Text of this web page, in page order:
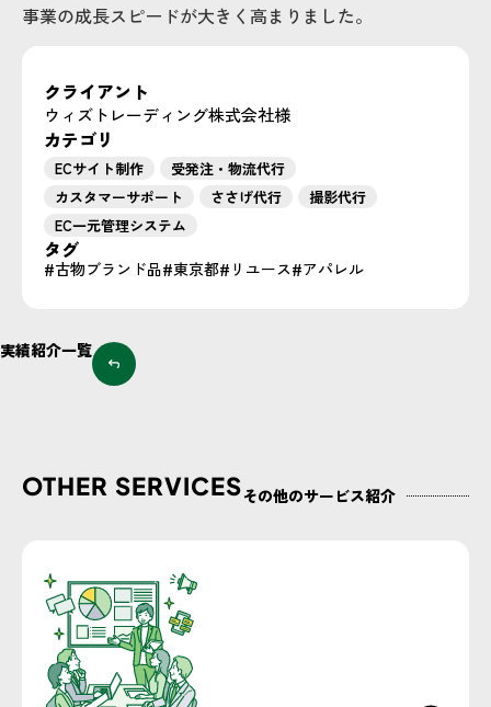
クライアント
ウィズトレーディング株式会社様
カテゴリ
ECサイト制作
受発注・物流代行
カスタマーサポート
ささげ代行
撮影代行
EC一元管理システム
タグ
古物ブランド品 東京都 リユース アパレル
事業の成長スピードが大きく高まりました。
実績紹介一覧
OTHER SERVICESその他のサービス紹介